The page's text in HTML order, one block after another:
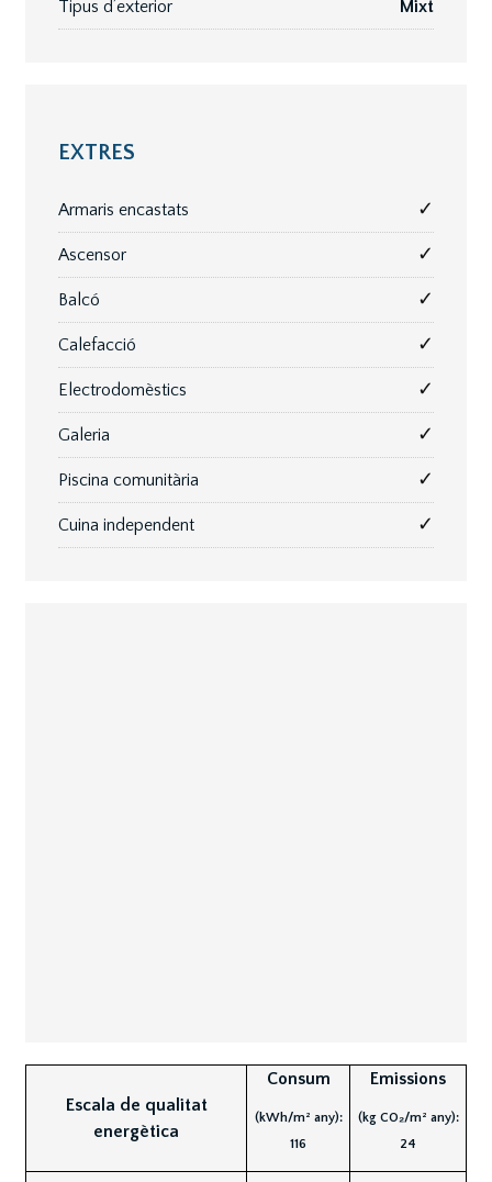
Tipus d’exterior Mixt
EXTRES
Armaris encastats ✓
Ascensor ✓
Balcó ✓
Calefacció ✓
Electrodomèstics ✓
Galeria ✓
Piscina comunitària ✓
Cuina independent ✓
Escala de qualitat
energètica
Consum
(kWh/m² any):
116
Emissions
(kg CO₂/m² any):
24